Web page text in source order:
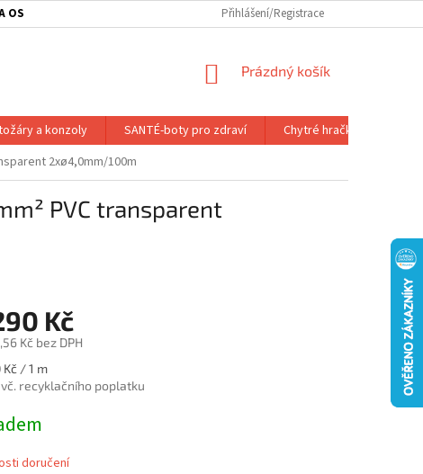
OSOBNÍ ODBĚR ZBOŽÍ SLEDOVÁNÍ ZÁSILKY SLUŽBY A VÝHODY
Přihlášení/Registrace
NÁKUPNÍ
Prázdný košík
a konzoly SANTÉ-boty pro zdraví Chytré hračky
2xø4,0mm/100m
PVC transparent
Kč
Kč bez DPH
/ 1 m
vč. recyklačního poplatku
doručení